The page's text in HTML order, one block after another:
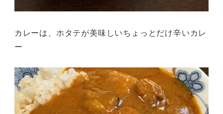
カレーは、ホタテが美味しいちょっとだけ辛いカレ
ー